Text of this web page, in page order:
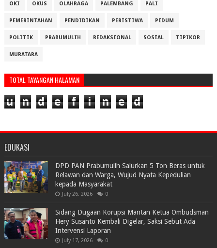
OKI OKUS OLAHRAGA PALEMBANG PALI
PEMERINTAHAN PENDIDIKAN PERISTIWA PIDUM
POLITIK PRABUMULIH REDAKSIONAL SOSIAL TIPIKOR
MURATARA
TOTAL TAYANGAN HALAMAN
u n d e f i n e d
EDUKASI
DPD PAN Prabumulih Salurkan 5 Ton Beras untuk
Relawan dan Warga, Wujud Nyata Kepedulian
kepada Masyarakat
July 26, 2026 0
Sidang Dugaan Korupsi Mantan Ketua Ombudsman
Hery Susanto Kembali Digelar, Saksi Sebut Ada
Intervensi Laporan
July 17, 2026 0